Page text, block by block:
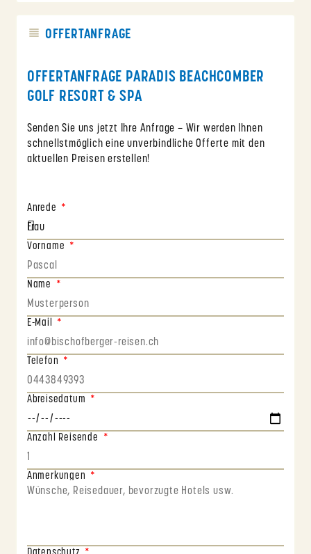
OFFERTANFRAGE
OFFERTANFRAGE PARADIS BEACHCOMBER
GOLF RESORT & SPA
Senden Sie uns jetzt Ihre Anfrage – Wir werden Ihnen
schnellstmöglich eine unverbindliche Offerte mit den
aktuellen Preisen erstellen!
Anrede
Vorname
Name
E-Mail
Telefon
Abreisedatum
Anzahl Reisende
Anmerkungen